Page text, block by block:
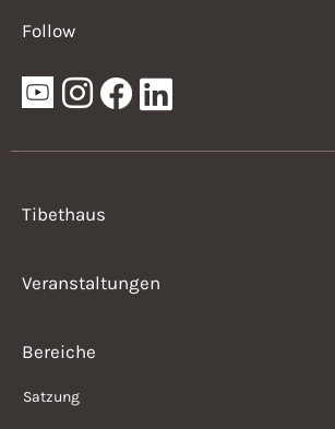
Follow
Tibethaus
Veranstaltungen
Bereiche
Satzung